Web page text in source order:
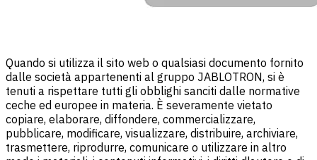
Quando si utilizza il sito web o qualsiasi documento fornito
dalle società appartenenti al gruppo JABLOTRON, si è
tenuti a rispettare tutti gli obblighi sanciti dalle normative
ceche ed europee in materia. È severamente vietato
copiare, elaborare, diffondere, commercializzare,
pubblicare, modificare, visualizzare, distribuire, archiviare,
trasmettere, riprodurre, comunicare o utilizzare in altro